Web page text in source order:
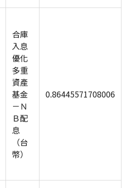
合庫
入息
優化
多重
資產
基金
－Ｎ
Ｂ配
息
（台
幣）
0.86445571708006